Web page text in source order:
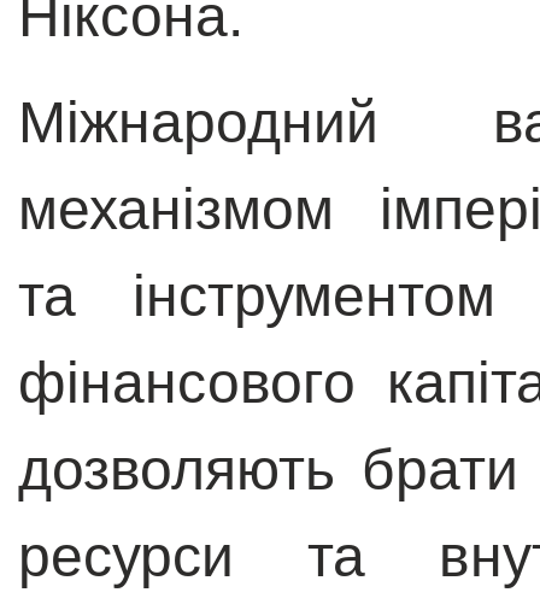
Ніксона.
Міжнародний
механізмом
та інструментом
фінансового
дозволяють брати
ресурси та